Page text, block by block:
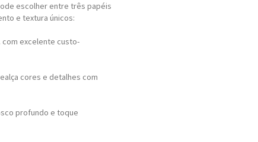
escolher entre três papéis
e textura únicos:
com excelente custo-
cores e detalhes com
profundo e toque